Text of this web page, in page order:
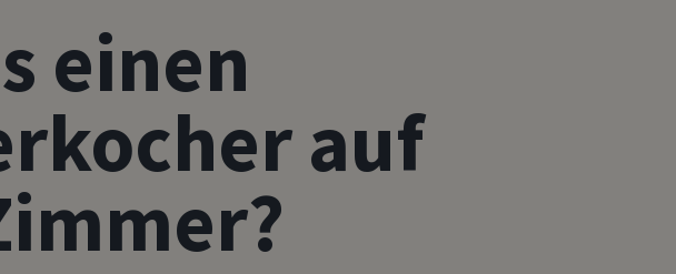
einen
auf